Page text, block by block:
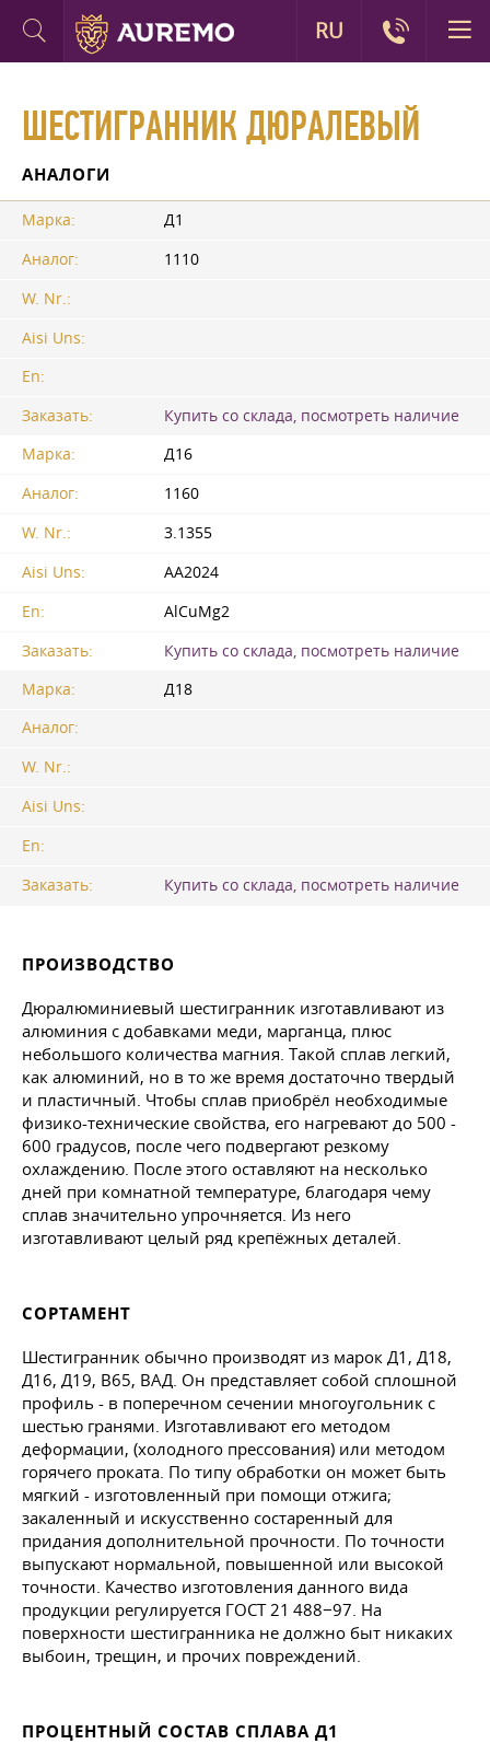
ШЕСТИГРАННИК ДЮРАЛЕВЫЙ
АНАЛОГИ
Марка:
Д1
Аналог:
1110
W. Nr.:
Aisi Uns:
En:
Заказать:
Купить со склада, посмотреть наличие
Марка:
Д16
Аналог:
1160
W. Nr.:
3.1355
Aisi Uns:
AA2024
En:
AlCuMg2
Заказать:
Купить со склада, посмотреть наличие
Марка:
Д18
Аналог:
W. Nr.:
Aisi Uns:
En:
Заказать:
Купить со склада, посмотреть наличие
ПРОИЗВОДСТВО
Дюралюминиевый шестигранник изготавливают из
алюминия с добавками меди, марганца, плюс
небольшого количества магния. Такой сплав легкий,
как алюминий, но в то же время достаточно твердый
и пластичный. Чтобы сплав приобрёл необходимые
физико-технические свойства, его нагревают до 500 -
600 градусов, после чего подвергают резкому
охлаждению. После этого оставляют на несколько
дней при комнатной температуре, благодаря чему
сплав значительно упрочняется. Из него
изготавливают целый ряд крепёжных деталей.
СОРТАМЕНТ
Шестигранник обычно производят из марок Д1, Д18,
Д16, Д19, В65, ВАД. Он представляет собой сплошной
профиль - в поперечном сечении многоугольник с
шестью гранями. Изготавливают его методом
деформации, (холодного прессования) или методом
горячего проката. По типу обработки он может быть
мягкий - изготовленный при помощи отжига;
закаленный и искусственно состаренный для
придания дополнительной прочности. По точности
выпускают нормальной, повышенной или высокой
точности. Качество изготовления данного вида
продукции регулируется ГОСТ 21 488−97. На
поверхности шестигранника не должно быт никаких
выбоин, трещин, и прочих повреждений.
ПРОЦЕНТНЫЙ СОСТАВ СПЛАВА Д1
RU